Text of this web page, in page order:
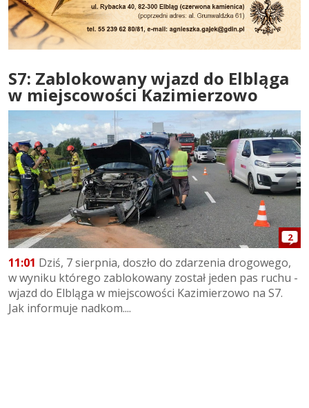
S7: Zablokowany wjazd do Elbląga
w miejscowości Kazimierzowo
2
11:01 Dziś, 7 sierpnia, doszło do zdarzenia drogowego,
w wyniku którego zablokowany został jeden pas ruchu -
wjazd do Elbląga w miejscowości Kazimierzowo na S7.
Jak informuje nadkom....